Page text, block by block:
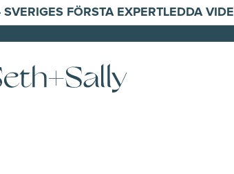
FÖRSTA EXPERTLEDDA